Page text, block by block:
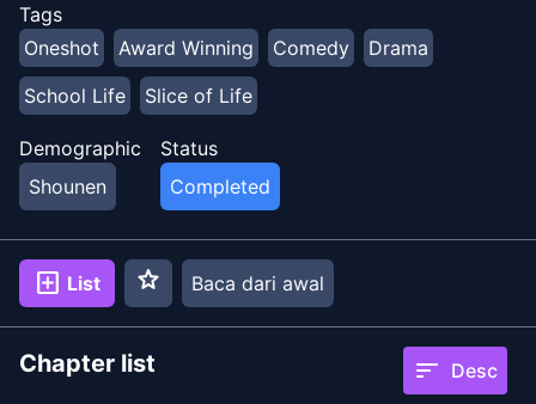
seorang panutan sepertinya melakukan program radio
semacam itu... Ini sperti misteri saja.
Tags
Oneshot
Award Winning Comedy
Drama
School Life
Slice of Life
Demographic
Shounen
Status
Completed
add_box List star Baca dari awal
Chapter list sort Desc